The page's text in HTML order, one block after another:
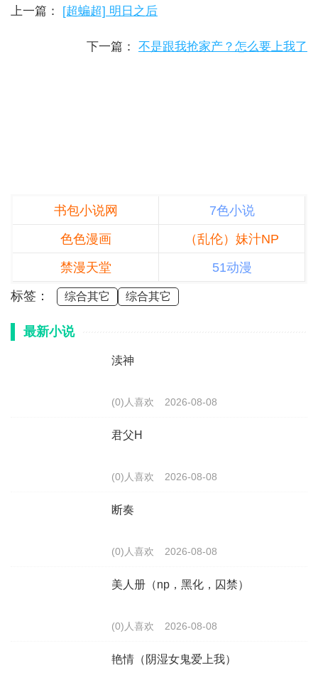
上一篇： [超蝙超] 明日之后
下一篇： 不是跟我抢家产？怎么要上我了
书包小说网
7色小说
色色漫画
（乱伦）妹汁NP
禁漫天堂
51动漫
标签：
综合其它 综合其它
最新小说
渎神
(0)人喜欢 2026-08-08
君父H
(0)人喜欢 2026-08-08
断奏
(0)人喜欢 2026-08-08
美人册（np，黑化，囚禁）
(0)人喜欢 2026-08-08
艳情（阴湿女鬼爱上我）